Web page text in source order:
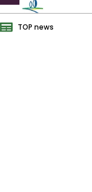
TOP news